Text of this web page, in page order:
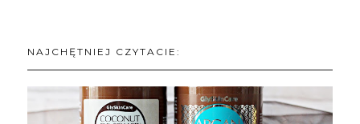
NAJCHĘTNIEJ CZYTACIE: